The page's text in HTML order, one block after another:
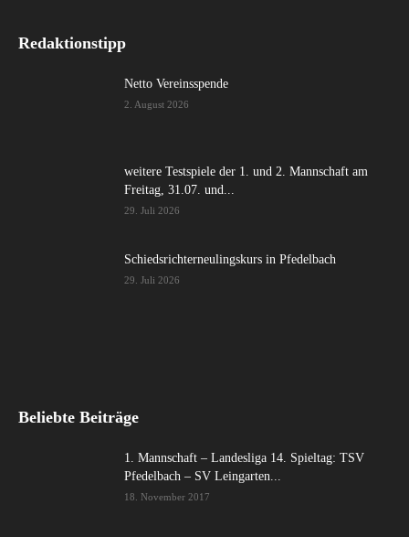
Redaktionstipp
Netto Vereinsspende
2. August 2026
weitere Testspiele der 1. und 2. Mannschaft am
Freitag, 31.07. und...
29. Juli 2026
Schiedsrichterneulingskurs in Pfedelbach
29. Juli 2026
Beliebte Beiträge
1. Mannschaft – Landesliga 14. Spieltag: TSV
Pfedelbach – SV Leingarten...
18. November 2017